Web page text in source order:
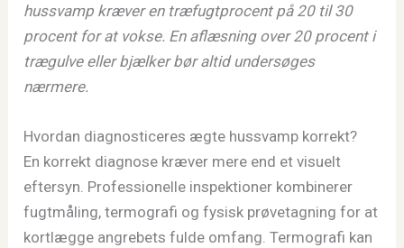
hussvamp kræver en træfugtprocent på 20 til 30
procent for at vokse. En aflæsning over 20 procent i
trægulve eller bjælker bør altid undersøges
nærmere.
Hvordan diagnosticeres ægte hussvamp korrekt?
En korrekt diagnose kræver mere end et visuelt
eftersyn. Professionelle inspektioner kombinerer
fugtmåling, termografi og fysisk prøvetagning for at
kortlægge angrebets fulde omfang. Termografi kan